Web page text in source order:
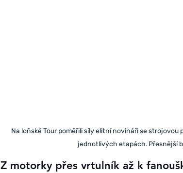
Na loňské Tour poměřili síly elitní novináři se
jednotlivých etapách. Přesnější
Z motorky přes vrtulník až k